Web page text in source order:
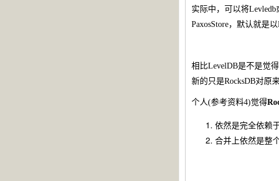
实际中，可以将
PaxosStore，默认就是
相比LevelDB是不是觉
新的只是RocksDB对原
个人(参考资料4)觉得
依然是完全依赖
合并上依然是整